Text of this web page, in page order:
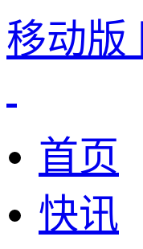
移动版
首页
快讯